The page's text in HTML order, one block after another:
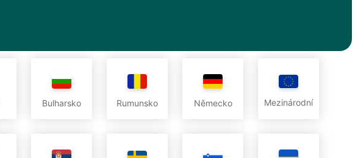
Bulharsko Rumunsko Německo Mezinárodní